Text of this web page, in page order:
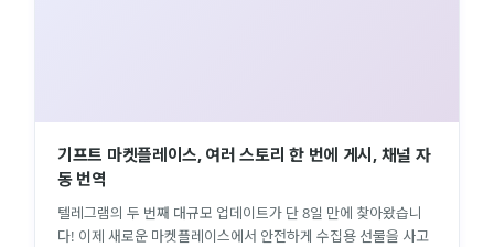
기프트 마켓플레이스, 여러 스토리 한 번에 게시, 채널 자
동 번역
텔레그램의 두 번째 대규모 업데이트가 단 8일 만에 찾아왔습니
다! 이제 새로운 마켓플레이스에서 안전하게 수집용 선물을 사고